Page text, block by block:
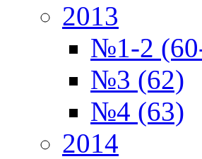
2013
№1-2
№3 (62)
№4 (63)
2014